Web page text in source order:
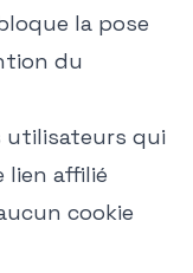
la pose
du
utilisateurs qui
lien affilié
cookie